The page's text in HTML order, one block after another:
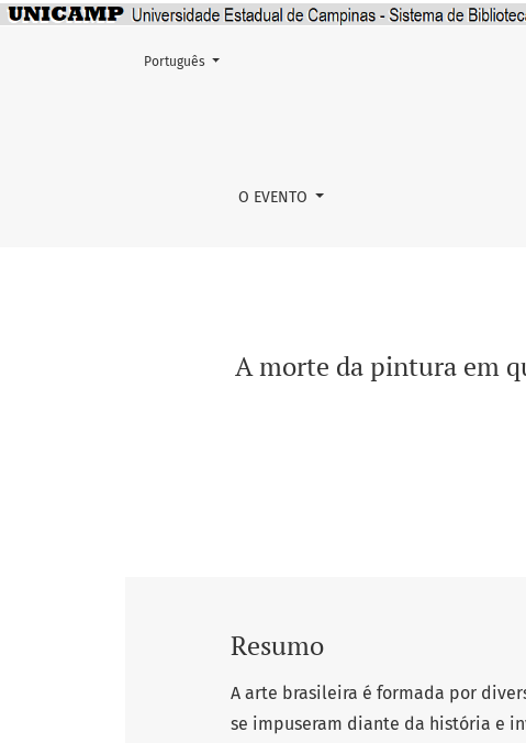
A morte da pintura em questão: João Câmara e
O EVENTO
Mudar o idioma. O atual é:
Português
A morte da pintura em
Resumo
A arte brasileira é formada por
se impuseram diante da história e